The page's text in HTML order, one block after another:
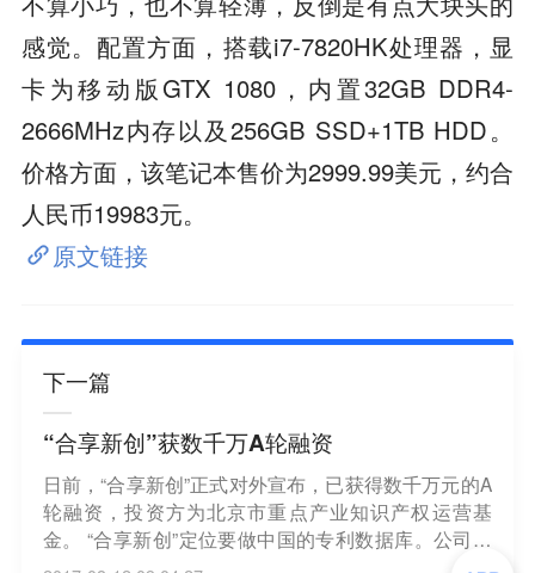
感觉。配置方面，搭载i7-7820HK处理器，显
卡为移动版GTX 1080，内置32GB DDR4-
2666MHz内存以及256GB SSD+1TB HDD。
价格方面，该笔记本售价为2999.99美元，约合
人民币19983元。
原文链接
下一篇
“合享新创”获数千万A轮融资
日前，“合享新创”正式对外宣布，已获得数千万元的A
轮融资，投资方为北京市重点产业知识产权运营基
金。 “合享新创”定位要做中国的专利数据库。公司创
立于2011年9月15日，并在2017年3月1日正式成立集